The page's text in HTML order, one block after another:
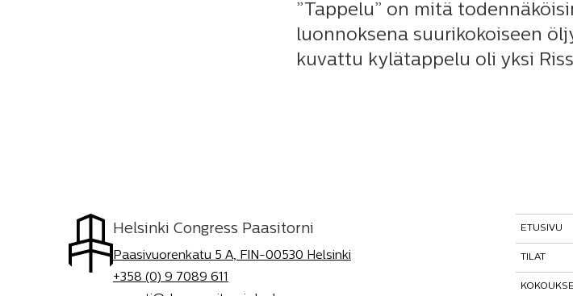
”Tappelu” on mitä
luonnoksena suurikokoiseen
kuvattu kylätappelu oli yksi
Helsinki Congress Paasitorni
Paasivuorenkatu 5 A, FIN-00530 Helsinki
+358 (0) 9 7089 611
ETUSIVU
TILAT